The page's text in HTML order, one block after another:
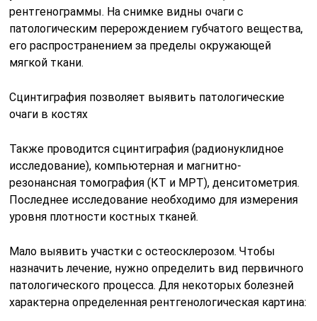
рентгенограммы. На снимке видны очаги с
патологическим перерождением губчатого вещества,
его распространением за пределы окружающей
мягкой ткани.
Сцинтиграфия позволяет выявить патологические
очаги в костях
Также проводится сцинтиграфия (радионуклидное
исследование), компьютерная и магнитно-
резонансная томография (КТ и МРТ), денситометрия.
Последнее исследование необходимо для измерения
уровня плотности костных тканей.
Мало выявить участки с остеосклерозом. Чтобы
назначить лечение, нужно определить вид первичного
патологического процесса. Для некоторых болезней
характерна определенная рентгенологическая картина: